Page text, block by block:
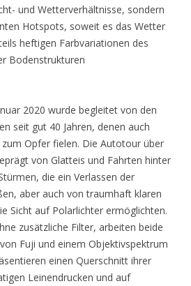
und Wetterverhältnisse, sondern
Hotspots, soweit es das Wetter
heftigen Farbvariationen des
Bodenstrukturen
2020 wurde begleitet von den
seit gut 40 Jahren, denen auch
Opfer fielen. Die Autotour über
von Glatteis und Fahrten hinter
die ein Verlassen der
aber auch von traumhaft klaren
Sicht auf Polarlichter ermöglichten.
zusätzliche Filter, arbeiten beide
Fuji und einem Objektivspektrum
einen Querschnitt ihrer
Leinendrucken und auf